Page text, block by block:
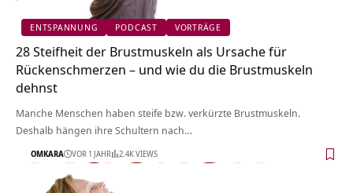
ENTSPANNUNG PODCAST VORTRÄGE
28 Steifheit der Brustmuskeln als Ursache für
Rückenschmerzen – und wie du die Brustmuskeln
dehnst
Manche Menschen haben steife bzw. verkürzte Brustmuskeln.
Deshalb hängen ihre Schultern nach…
OMKARA VOR 1 JAHR 2.4K VIEWS